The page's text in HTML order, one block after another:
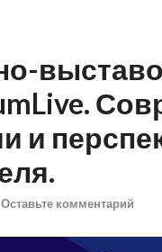
и
Оставьте комментарий